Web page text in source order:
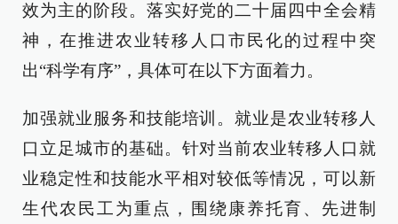
效为主的阶段。落实好党的二十届四中全会精
神，在推进农业转移人口市民化的过程中突
出“科学有序”，具体可在以下方面着力。
加强就业服务和技能培训。就业是农业转移人
口立足城市的基础。针对当前农业转移人口就
业稳定性和技能水平相对较低等情况，可以新
生代农民工为重点，围绕康养托育、先进制